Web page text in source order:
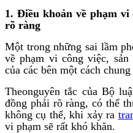
1. Điều khoản về phạm vi
rõ ràng
Một trong những sai lầm
về phạm vi công việc,
của các bên một cách
Theonguyên tắc của Bộ
đồng phải rõ ràng, có thể
không cụ thể, khi xảy ra
vi phạm sẽ rất khó khăn.